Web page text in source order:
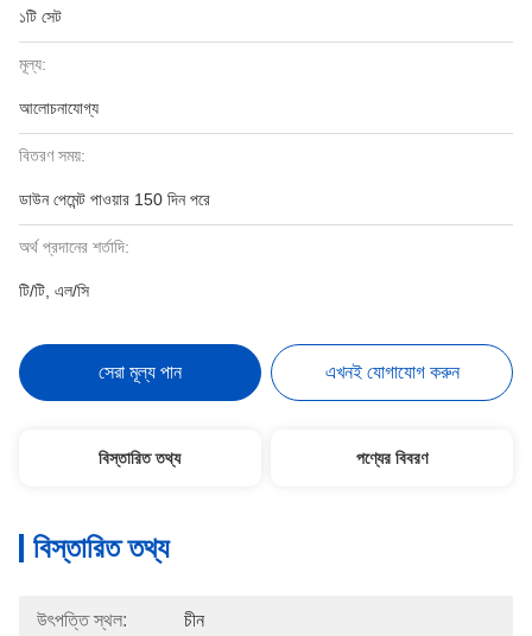
১টি সেট
মূল্য:
আলোচনাযোগ্য
বিতরণ সময়:
ডাউন পেমেন্ট পাওয়ার 150 দিন পরে
অর্থ প্রদানের শর্তাদি:
টি/টি, এল/সি
সেরা মূল্য পান এখনই যোগাযোগ করুন
বিস্তারিত তথ্য পণ্যের বিবরণ
বিস্তারিত তথ্য
উৎপত্তি স্থল: চীন